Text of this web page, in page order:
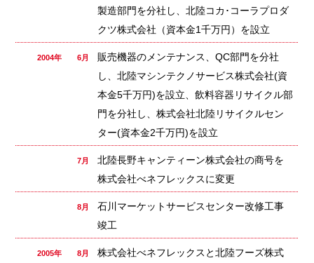
製造部門を分社し、北陸コカ･コーラプロダ
クツ株式会社（資本金1千万円）を設立
2004年 6月
販売機器のメンテナンス、QC部門を分社
し、北陸マシンテクノサービス株式会社(資
本金5千万円)を設立、飲料容器リサイクル部
門を分社し、株式会社北陸リサイクルセン
ター(資本金2千万円)を設立
7月
北陸長野キャンティーン株式会社の商号を
株式会社べネフレックスに変更
8月
石川マーケットサービスセンター改修工事
竣工
2005年 8月 株式会社べネフレックスと北陸フーズ株式